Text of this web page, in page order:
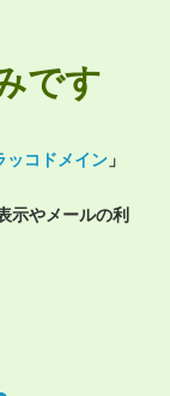
です
ッコドメイン 」
示やメールの利